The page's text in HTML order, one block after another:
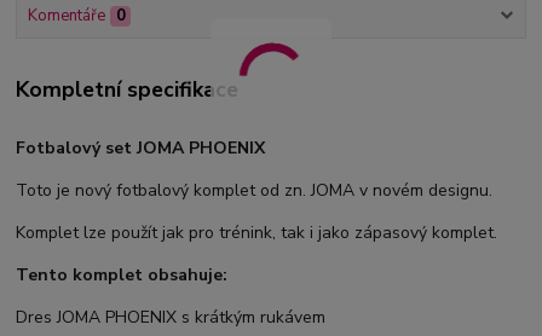
Komentáře 0
Kompletní specifikace
Fotbalový set JOMA PHOENIX
Toto je nový fotbalový komplet od zn. JOMA v novém designu.
Komplet lze použít jak pro trénink, tak i jako zápasový komplet.
Tento komplet obsahuje:
Dres JOMA PHOENIX s krátkým rukávem